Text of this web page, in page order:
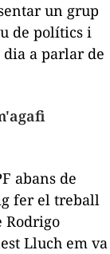
un grup
de polítics i
dia a parlar de
abans de
fer el treball
Rodrigo
Lluch em va